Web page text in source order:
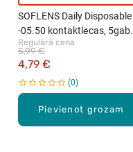
Pievienot grozam
SOFLENS Daily Disposable
-05.50 kontaktlēcas, 5gab.
Regulārā cena
4,79 €
5,99 €
0